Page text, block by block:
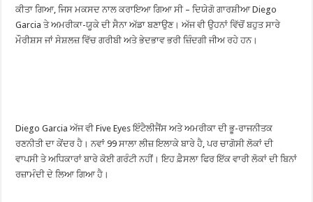
ਕੀਤਾ ਗਿਆ, ਜਿਸ ਮਕਸਦ ਨਾਲ ਕਰਾਇਆ ਗਿਆ ਸੀ – ਦਿਯੇਗੋ ਗਾਰਸ਼ੀਆ Diego
Garcia ਤੇ ਅਮਰੀਕਾ-ਯੂਕੇ ਦੀ ਸੈਨਾ ਅੱਡਾ ਬਣਾਉਣ। ਅੱਜ ਵੀ ਉਹਨਾਂ ਵਿੱਚੋਂ ਬਹੁਤ ਸਾਰੇ
ਮੌਰੀਸ਼ਸ ਜਾਂ ਸੇਸ਼ਲਜ਼ ਵਿੱਚ ਗਰੀਬੀ ਅਤੇ ਭੇਦਭਾਵ ਭਰੀ ਜ਼ਿੰਦਗੀ ਜੀਅ ਰਹੇ ਹਨ।
Diego Garcia ਅੱਜ ਵੀ Five Eyes ਇੰਟੈਲੀਜੈਂਸ ਅਤੇ ਅਮਰੀਕਾ ਦੀ ਭੂ-ਰਾਜਨੀਤਕ
ਰਣਨੀਤੀ ਦਾ ਕੇਂਦਰ ਹੈ। ਨਵਾਂ 99 ਸਾਲਾ ਲੀਜ਼ ਇਲਾਕੇ ਬਾਰੇ ਹੈ, ਪਰ ਚਾਗੋਸੀ ਲੋਕਾਂ ਦੀ
ਵਾਪਸੀ ਤੇ ਅਧਿਕਾਰਾਂ ਬਾਰੇ ਕੋਈ ਗਰੰਟੀ ਨਹੀਂ। ਇਹ ਫ਼ੈਸਲਾ ਫਿਰ ਇੱਕ ਵਾਰੀ ਲੋਕਾਂ ਦੀ ਬਿਨਾਂ
ਰਜ਼ਾਮੰਦੀ ਦੇ ਲਿਆ ਗਿਆ ਹੈ।